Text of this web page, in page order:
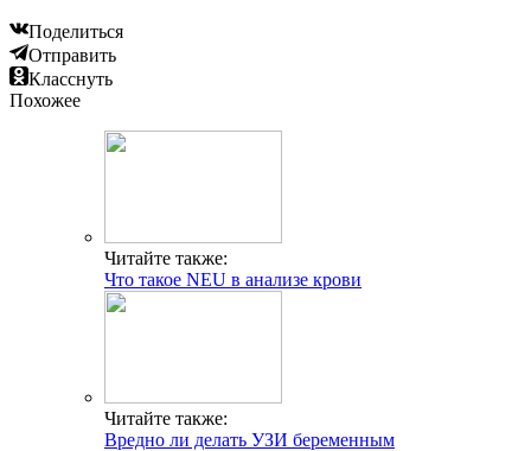
Поделиться
Отправить
Класснуть
Похожее
Читайте также:
Что такое NEU в анализе крови
Читайте также:
Вредно ли делать УЗИ беременным